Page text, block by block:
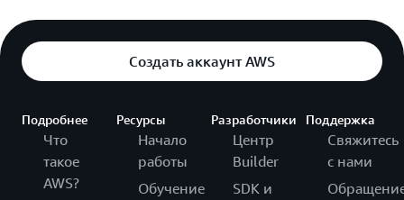
Создать аккаунт AWS
Подробнее
Что
такое
AWS?
Ресурсы
Начало
работы
Обучение
Разработчики
Центр
Builder
SDK и
Поддержка
Свяжитесь
с нами